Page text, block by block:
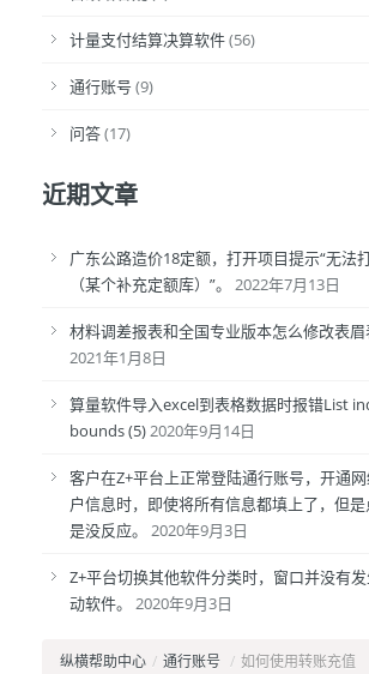
计量支付结算决算软件(56)
通行账号 (9)
问答(17)
近期文章
广东公路造价18定额，打开项目提示“无法
（某个补充定额库）”。
2022年7月13日
材料调差报表和全国专业版本怎么修改表眉
2021年1月8日
算量软件导入excel到表格数据时报错List
bounds (5)2020年9月14日
客户在Z+平台上正常登陆通行账号，开通
户信息时，即使将所有信息都填上了，但
是没反应。
2020年9月3日
Z+平台切换其他软件分类时，窗口并没有
动软件。
2020年9月3日
纵横帮助中心 / 通行账号 / 如何使用转账充值